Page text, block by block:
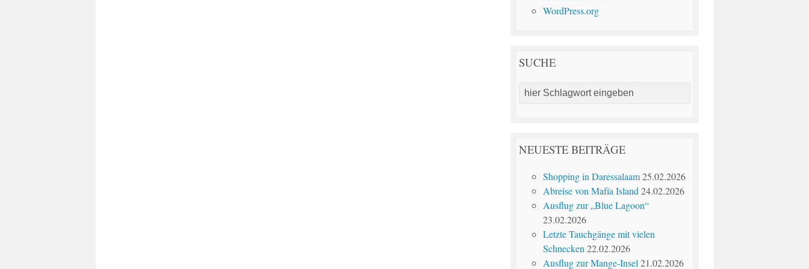
WordPress.org
SUCHE
NEUESTE BEITRÄGE
Shopping in Daressalaam 25.02.2026
Abreise von Mafía Island 24.02.2026
Ausflug zur „Blue Lagoon“
23.02.2026
Letzte Tauchgänge mit vielen
Schnecken 22.02.2026
Ausflug zur Mange-Insel 21.02.2026